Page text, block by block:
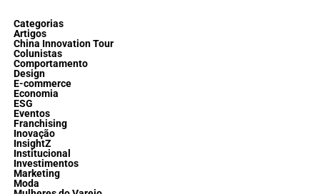
Categorias
Artigos
China Innovation Tour
Colunistas
Comportamento
Design
E-commerce
Economia
ESG
Eventos
Franchising
Inovação
InsightZ
Institucional
Investimentos
Marketing
Moda